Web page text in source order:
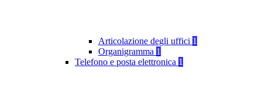
Articolazione degli uffici 1
Organigramma 1
Telefono e posta elettronica 1